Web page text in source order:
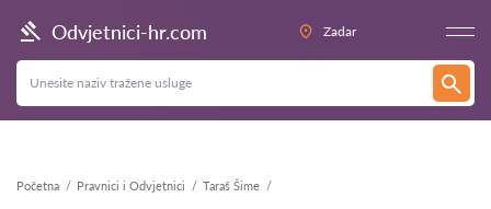
Odvjetnici-hr.com Zadar
Početna Pravnici i Odvjetnici Taraš Šime
Natrag